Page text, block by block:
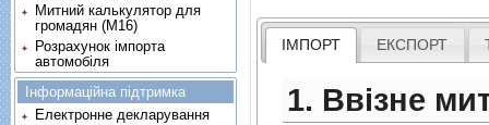
ІМПОРТ ЕКСПОРТ
1. Ввізне
Митний калькулятор для
громадян (М16)
Розрахунок імпорта
автомобіля
Інформаційна підтримка
Електронне декларування